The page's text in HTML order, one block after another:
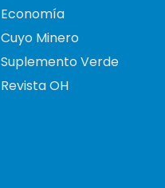
Economía
Cuyo Minero
Suplemento Verde
Revista OH